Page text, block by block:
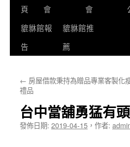
頁
會
會
貔貅館報
告
貔貅館推
薦
← 房屋借款秉持為贈品專業客製化
禮品
台中當舖勇猛有
發佈日期: 2019-04-15 ， 作者: